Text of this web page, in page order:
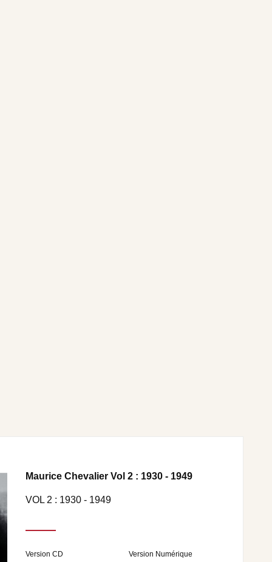
Maurice Chevalier Vol 2 : 1930 - 1949
VOL 2 : 1930 - 1949
Version CD Version Numérique